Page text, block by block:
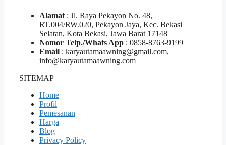
Alamat : Jl. Raya Pekayon No. 48,
RT.004/RW.020, Pekayon Jaya, Kec. Bekasi
Selatan, Kota Bekasi, Jawa Barat 17148
Nomor Telp./Whats App : 0858-8763-9199
Email : karyautamaawning@gmail.com,
info@karyautamaawning.com
SITEMAP
Home
Profil
Pemesanan
Harga
Blog
Privacy Policy